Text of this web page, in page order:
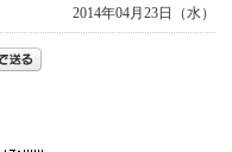
2014年04月23日（水）